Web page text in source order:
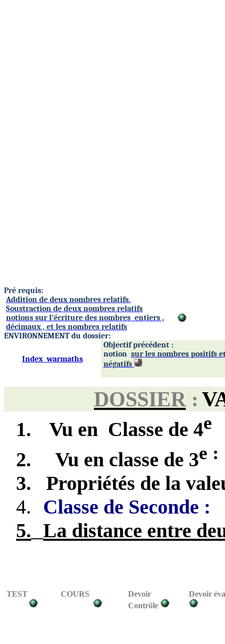
Pré requis:
Addition de deux nombres relatifs.
Soustraction de deux nombres relatifs
notions sur l’écriture des nombres entiers ,
décimaux , et les nombres relatifs
ENVIRONNEMENT du dossier:
Index warmaths
Objectif précédent :
notion sur les nombres positifs
négatifs
DOSSIER:
1. Vu en Classe de 4e
2. Vu en classe de 3e :
3.
Propriétés de la
4.
Classe de Seconde :
5. La distance entre
TEST COURS
Devoir
Contrôle
Devoir